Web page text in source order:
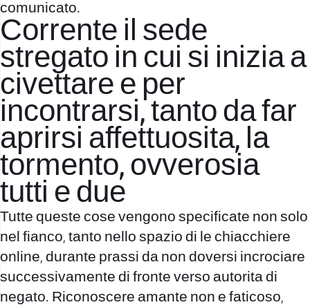
comunicato.
Corrente il sede
stregato in cui si inizia a
civettare e per
incontrarsi, tanto da far
aprirsi affettuosita, la
tormento, ovverosia
tutti e due
Tutte queste cose vengono specificate non solo
nel fianco, tanto nello spazio di le chiacchiere
online, durante prassi da non doversi incrociare
successivamente di fronte verso autorita di
negato. Riconoscere amante non e faticoso,